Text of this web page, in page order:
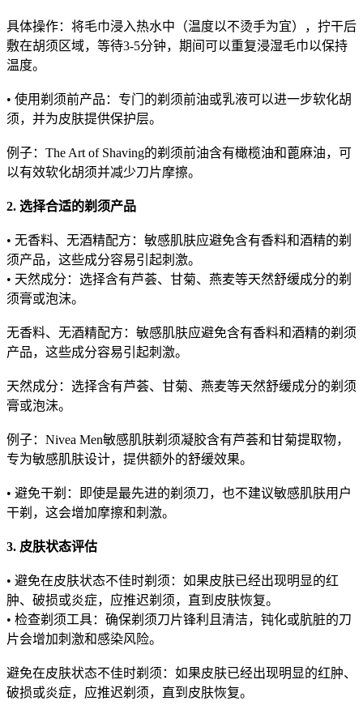
具体操作：将毛巾浸入热水中（温度以不烫手为宜），拧干后
敷在胡须区域，等待3-5分钟，期间可以重复浸湿毛巾以保持
温度。
• 使用剃须前产品：专门的剃须前油或乳液可以进一步软化胡
须，并为皮肤提供保护层。
例子：The Art of Shaving的剃须前油含有橄榄油和蓖麻油，可
以有效软化胡须并减少刀片摩擦。
2. 选择合适的剃须产品
• 无香料、无酒精配方：敏感肌肤应避免含有香料和酒精的剃
须产品，这些成分容易引起刺激。
• 天然成分：选择含有芦荟、甘菊、燕麦等天然舒缓成分的剃
须膏或泡沫。
无香料、无酒精配方：敏感肌肤应避免含有香料和酒精的剃须
产品，这些成分容易引起刺激。
天然成分：选择含有芦荟、甘菊、燕麦等天然舒缓成分的剃须
膏或泡沫。
例子：Nivea Men敏感肌肤剃须凝胶含有芦荟和甘菊提取物，
专为敏感肌肤设计，提供额外的舒缓效果。
• 避免干剃：即使是最先进的剃须刀，也不建议敏感肌肤用户
干剃，这会增加摩擦和刺激。
3. 皮肤状态评估
• 避免在皮肤状态不佳时剃须：如果皮肤已经出现明显的红
肿、破损或炎症，应推迟剃须，直到皮肤恢复。
• 检查剃须工具：确保剃须刀片锋利且清洁，钝化或肮脏的刀
片会增加刺激和感染风险。
避免在皮肤状态不佳时剃须：如果皮肤已经出现明显的红肿、
破损或炎症，应推迟剃须，直到皮肤恢复。